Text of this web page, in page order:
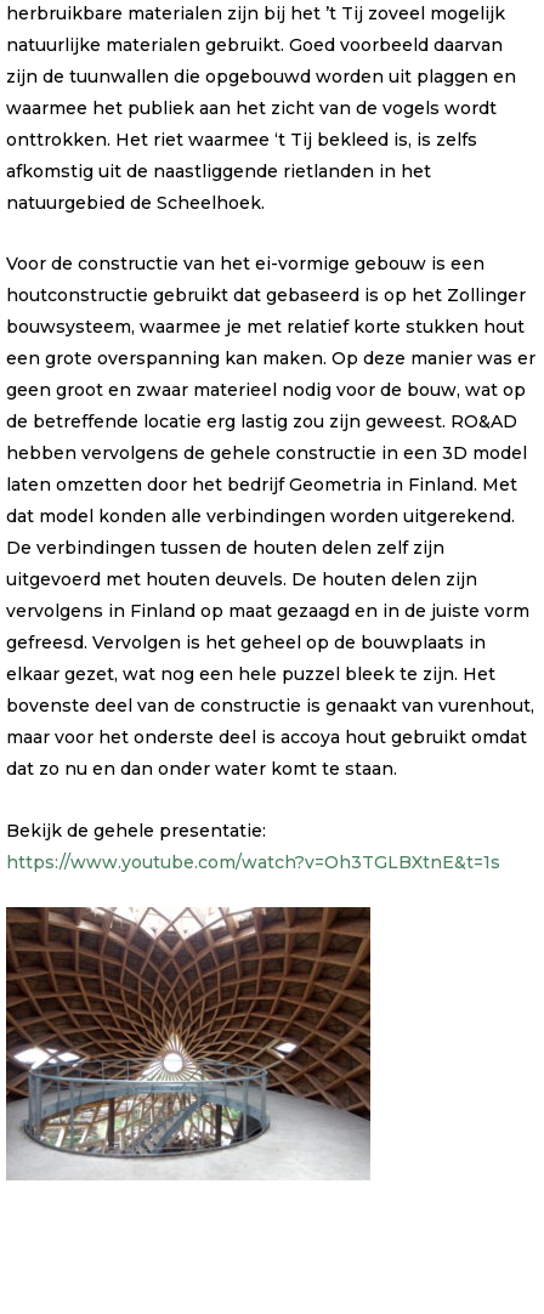
herbruikbare materialen zijn bij het ’t Tij zoveel mogelijk
natuurlijke materialen gebruikt. Goed voorbeeld daarvan
zijn de tuunwallen die opgebouwd worden uit plaggen en
waarmee het publiek aan het zicht van de vogels wordt
onttrokken. Het riet waarmee ‘t Tij bekleed is, is zelfs
afkomstig uit de naastliggende rietlanden in het
natuurgebied de Scheelhoek.
Voor de constructie van het ei-vormige gebouw is een
houtconstructie gebruikt dat gebaseerd is op het Zollinger
bouwsysteem, waarmee je met relatief korte stukken hout
een grote overspanning kan maken. Op deze manier was er
geen groot en zwaar materieel nodig voor de bouw, wat op
de betreffende locatie erg lastig zou zijn geweest. RO&AD
hebben vervolgens de gehele constructie in een 3D model
laten omzetten door het bedrijf Geometria in Finland. Met
dat model konden alle verbindingen worden uitgerekend.
De verbindingen tussen de houten delen zelf zijn
uitgevoerd met houten deuvels. De houten delen zijn
vervolgens in Finland op maat gezaagd en in de juiste vorm
gefreesd. Vervolgen is het geheel op de bouwplaats in
elkaar gezet, wat nog een hele puzzel bleek te zijn. Het
bovenste deel van de constructie is genaakt van vurenhout,
maar voor het onderste deel is accoya hout gebruikt omdat
dat zo nu en dan onder water komt te staan.
Bekijk de gehele presentatie:
https://www.youtube.com/watch?v=Oh3TGLBXtnE&t=1s